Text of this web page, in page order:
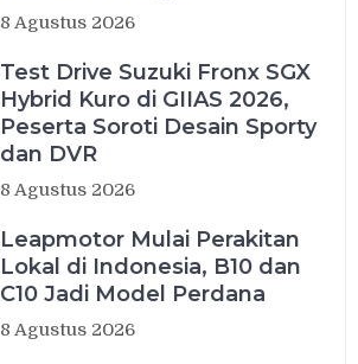
8 Agustus 2026
Test Drive Suzuki Fronx SGX
Hybrid Kuro di GIIAS 2026,
Peserta Soroti Desain Sporty
dan DVR
8 Agustus 2026
Leapmotor Mulai Perakitan
Lokal di Indonesia, B10 dan
C10 Jadi Model Perdana
8 Agustus 2026